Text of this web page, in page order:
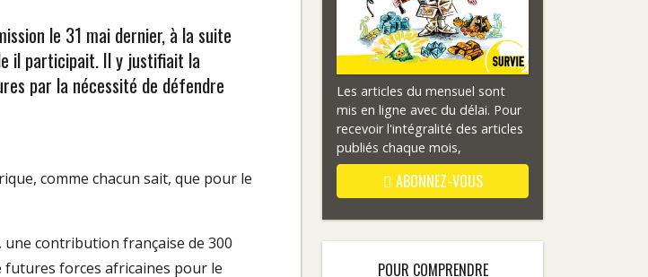
le 31 mai dernier, à la suite
il participait. Il y justifiait la
par la nécessité de défendre
comme chacun sait, que pour le
une contribution française de 300
forces africaines pour le
Les articles du mensuel sont
mis en ligne avec du délai. Pour
recevoir l'intégralité des articles
publiés chaque mois,
ABONNEZ-VOUS
POUR COMPRENDRE